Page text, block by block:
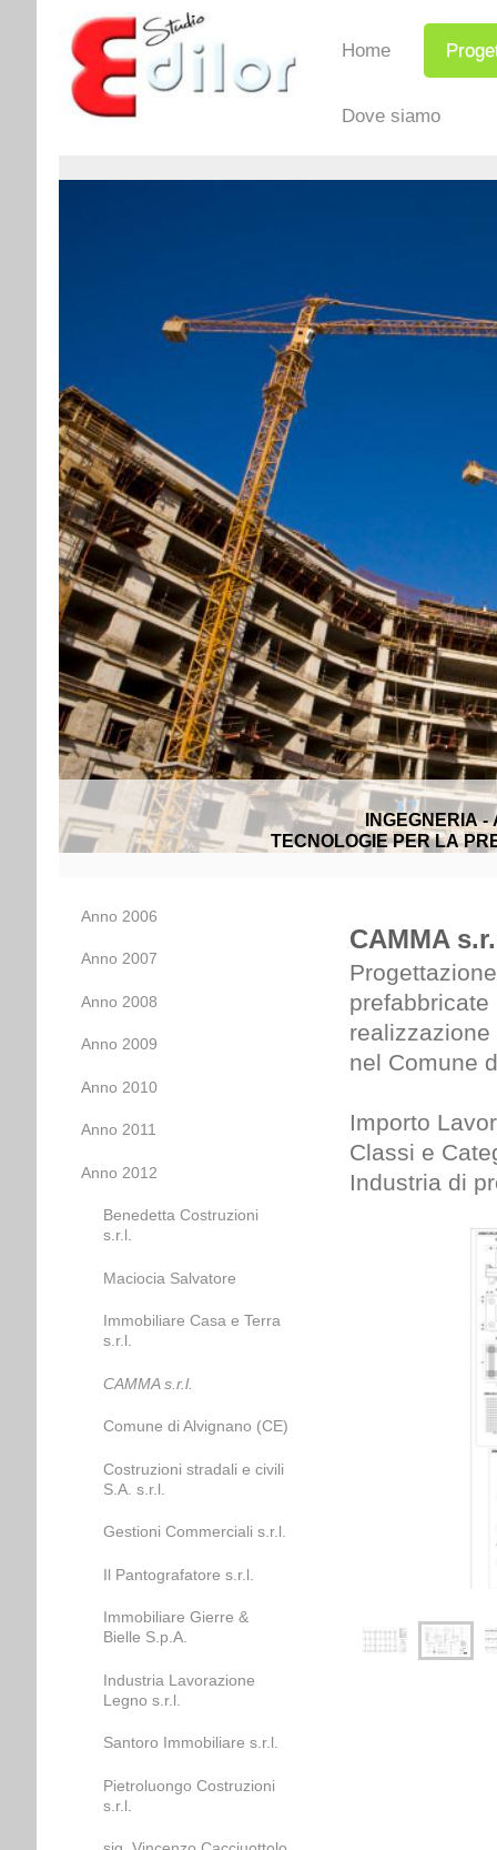
Home
Dove siamo
INGEGNERIA -
TECNOLOGIE PER LA
CAMMA
nel Comune
Importo
Classi e
Industria di
Anno 2006
Anno 2007
Anno 2008
Anno 2009
Anno 2010
Anno 2011
Anno 2012
Benedetta Costruzioni
s.r.l.
Maciocia Salvatore
Immobiliare Casa e Terra
s.r.l.
CAMMA s.r.l.
Comune di Alvignano (CE)
Costruzioni stradali e civili
S.A. s.r.l.
Gestioni Commerciali s.r.l.
Il Pantografatore s.r.l.
Immobiliare Gierre &
Bielle S.p.A.
Industria Lavorazione
Legno s.r.l.
Santoro Immobiliare s.r.l.
Pietroluongo Costruzioni
s.r.l.